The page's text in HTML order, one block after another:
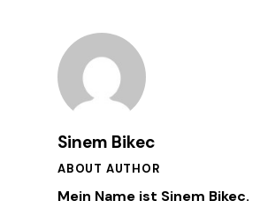
Sinem Bikec
ABOUT AUTHOR
Mein Name ist Sinem Bikec.